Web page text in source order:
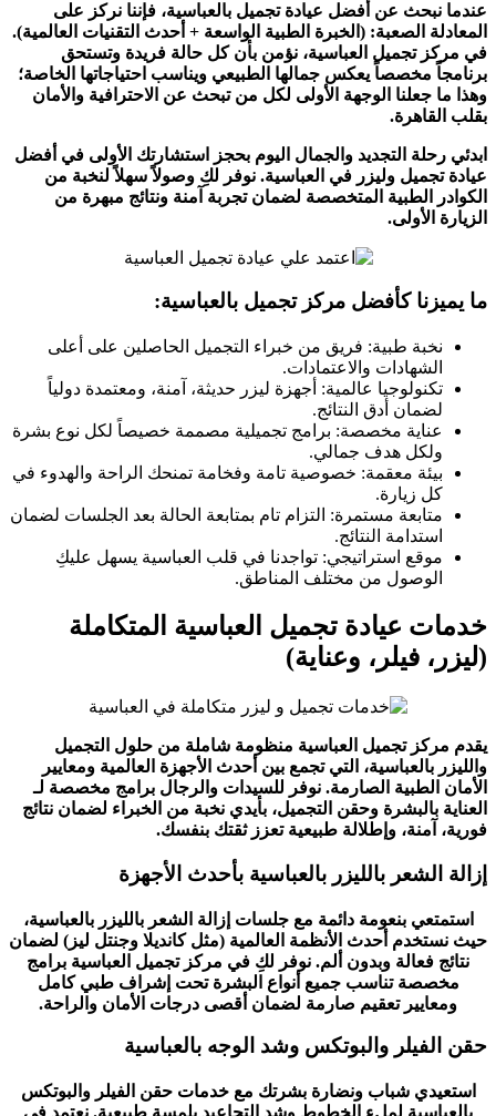
عندما نبحث عن أفضل عيادة تجميل بالعباسية، فإننا نركز على
المعادلة الصعبة: (الخبرة الطبية الواسعة + أحدث التقنيات العالمية).
في مركز تجميل العباسية، نؤمن بأن كل حالة فريدة وتستحق
برنامجاً مخصصاً يعكس جمالها الطبيعي ويناسب احتياجاتها الخاصة؛
وهذا ما جعلنا الوجهة الأولى لكل من تبحث عن الاحترافية والأمان
بقلب القاهرة.
ابدئي رحلة التجديد والجمال اليوم بحجز استشارتك الأولى في أفضل
عيادة تجميل وليزر في العباسية. نوفر لكِ وصولاً سهلاً لنخبة من
الكوادر الطبية المتخصصة لضمان تجربة آمنة ونتائج مبهرة من
الزيارة الأولى.
ما يميزنا كأفضل مركز تجميل بالعباسية:
نخبة طبية: فريق من خبراء التجميل الحاصلين على أعلى
الشهادات والاعتمادات.
تكنولوجيا عالمية: أجهزة ليزر حديثة، آمنة، ومعتمدة دولياً
لضمان أدق النتائج.
عناية مخصصة: برامج تجميلية مصممة خصيصاً لكل نوع بشرة
ولكل هدف جمالي.
بيئة معقمة: خصوصية تامة وفخامة تمنحك الراحة والهدوء في
كل زيارة.
متابعة مستمرة: التزام تام بمتابعة الحالة بعد الجلسات لضمان
استدامة النتائج.
موقع استراتيجي: تواجدنا في قلب العباسية يسهل عليكِ
الوصول من مختلف المناطق.
خدمات عيادة تجميل العباسية المتكاملة
(ليزر، فيلر، وعناية)
يقدم مركز تجميل العباسية منظومة شاملة من حلول التجميل
والليزر بالعباسية، التي تجمع بين أحدث الأجهزة العالمية ومعايير
الأمان الطبية الصارمة. نوفر للسيدات والرجال برامج مخصصة لـ
العناية بالبشرة وحقن التجميل، بأيدي نخبة من الخبراء لضمان نتائج
فورية، آمنة، وإطلالة طبيعية تعزز ثقتك بنفسك.
إزالة الشعر بالليزر بالعباسية بأحدث الأجهزة
استمتعي بنعومة دائمة مع جلسات إزالة الشعر بالليزر بالعباسية،
حيث نستخدم أحدث الأنظمة العالمية (مثل كانديلا وجنتل ليز) لضمان
نتائج فعالة وبدون ألم. نوفر لكِ في مركز تجميل العباسية برامج
مخصصة تناسب جميع أنواع البشرة تحت إشراف طبي كامل
ومعايير تعقيم صارمة لضمان أقصى درجات الأمان والراحة.
حقن الفيلر والبوتكس وشد الوجه بالعباسية
استعيدي شباب ونضارة بشرتك مع خدمات حقن الفيلر والبوتكس